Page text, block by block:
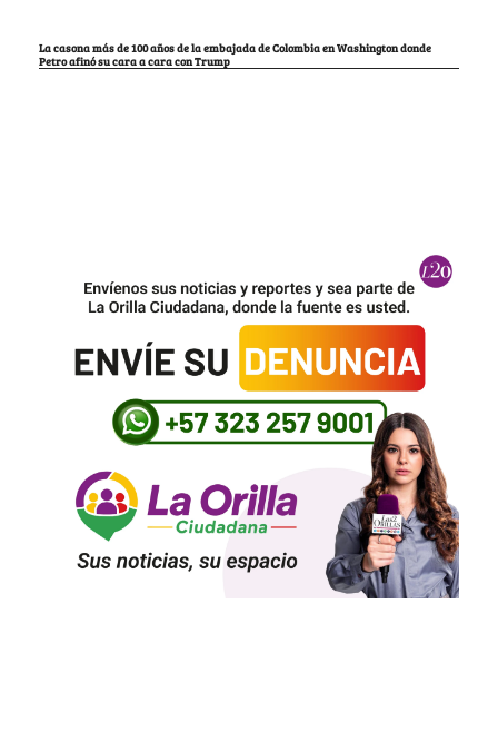
La casona más de 100 años de la embajada de Colombia en Washington donde
Petro afinó su cara a cara con Trump